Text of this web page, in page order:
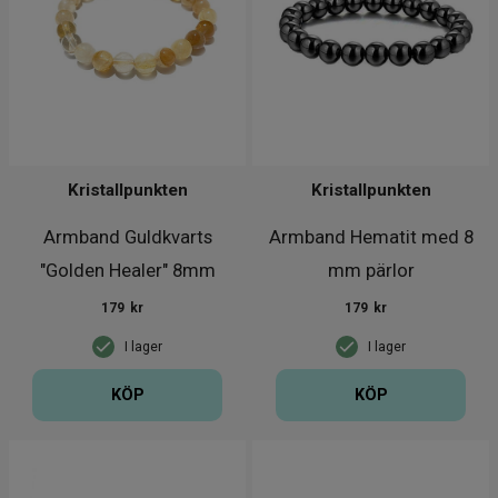
Armband Guldkvarts
"Golden Healer" 8mm
Kristallpunkten
I lager
179 kr
KÖP
Armband Hematit med 8
mm pärlor
Kristallpunkten
I lager
179 kr
KÖP